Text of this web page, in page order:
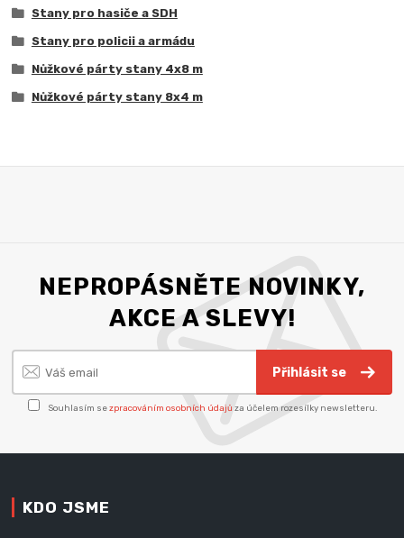
Stany pro hasiče a SDH
Stany pro policii a armádu
Nůžkové párty stany 4x8 m
Nůžkové párty stany 8x4 m
NEPROPÁSNĚTE NOVINKY,
AKCE A SLEVY!
Přihlásit se
Souhlasím sezpracováním osobních údajů za účelem rozesílky newsletteru.
KDO JSME